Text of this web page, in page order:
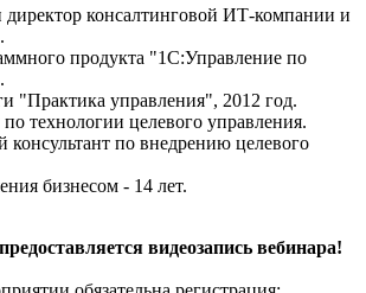
директор консалтинговой ИТ-компании и
продукта "1С:Управление по
"Практика управления", 2012 год.
по технологии целевого управления.
по внедрению целевого
бизнесом - 14 лет.
видеозапись вебинара!